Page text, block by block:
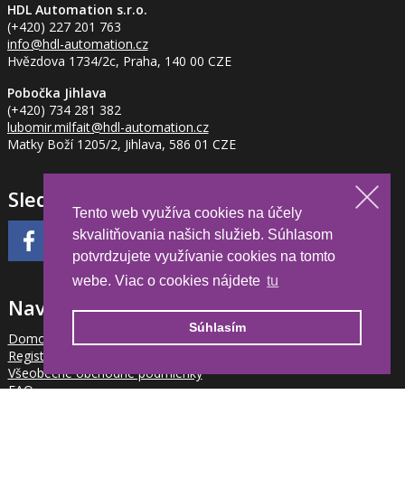
Tento web využíva cookies na účely
skvalitňovania našich služieb. Súhlasom
potvrdzujete využívanie cookies na tomto
webe. Viac o cookies nájdete tu
Súhlasím
HDL Automation s.r.o.
(+420) 227 201 763
info@hdl-automation.cz
Hvězdova 1734/2c, Praha, 140 00 CZE
Pobočka Jihlava
(+420) 734 281 382
lubomir.milfait@hdl-automation.cz
Matky Boží 1205/2, Jihlava, 586 01 CZE
Sledujte nás
Navigace
Domov
Registrácia partnera
Všeobecne obchodné podmienky
FAQ